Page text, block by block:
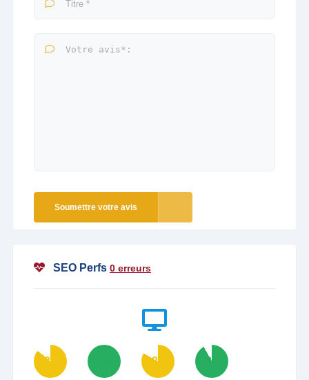
Soumettre votre avis
SEO Perfs 0 erreurs
86 83 92